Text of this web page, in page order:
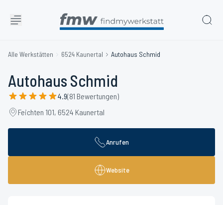
Alle Werkstätten 6524 Kaunertal Autohaus Schmid
Autohaus Schmid
4.9(81 Bewertungen)
Feichten 101, 6524 Kaunertal
Anrufen
Website